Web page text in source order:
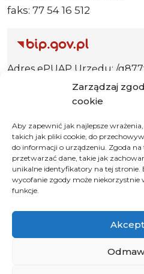
Zarządzaj
cookie
Aby zapewnić jak najlepsze
takich jak pliki cookie, do
do informacji o urządzeniu. Zgoda
przetwarzać dane, takie jak
unikalne identyfikatory na tej
wycofanie zgody może niekorzystnie
funkcje.
faks: 77 54 16 512
Adres ePUAP Urzędu: /
Adres do
Urzędu: AE:PL-66703-
Polityka prywatności
Klauzula informacyjna RODO
Deklaracja dostępności
© 2026 Samorząd Województwa